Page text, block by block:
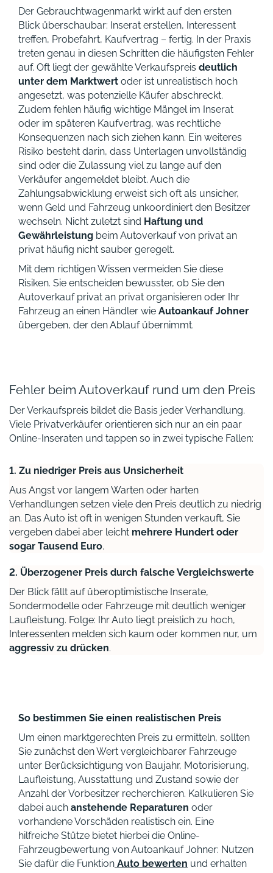
Der Gebrauchtwagenmarkt wirkt auf den ersten
Blick überschaubar: Inserat erstellen, Interessent
treffen, Probefahrt, Kaufvertrag – fertig. In der Praxis
treten genau in diesen Schritten die häufigsten Fehler
auf. Oft liegt der gewählte Verkaufspreis deutlich
unter dem Marktwert oder ist unrealistisch hoch
angesetzt, was potenzielle Käufer abschreckt.
Zudem fehlen häufig wichtige Mängel im Inserat
oder im späteren Kaufvertrag, was rechtliche
Konsequenzen nach sich ziehen kann. Ein weiteres
Risiko besteht darin, dass Unterlagen unvollständig
sind oder die Zulassung viel zu lange auf den
Verkäufer angemeldet bleibt. Auch die
Zahlungsabwicklung erweist sich oft als unsicher,
wenn Geld und Fahrzeug unkoordiniert den Besitzer
wechseln. Nicht zuletzt sind Haftung und
Gewährleistung beim Autoverkauf von privat an
privat häufig nicht sauber geregelt.
Mit dem richtigen Wissen vermeiden Sie diese
Risiken. Sie entscheiden bewusster, ob Sie den
Autoverkauf privat an privat organisieren oder Ihr
Fahrzeug an einen Händler wie Autoankauf Johner
übergeben, der den Ablauf übernimmt.
Fehler beim Autoverkauf rund um den Preis
Der Verkaufspreis bildet die Basis jeder Verhandlung.
Viele Privatverkäufer orientieren sich nur an ein paar
Online-Inseraten und tappen so in zwei typische Fallen:
1. Zu niedriger Preis aus Unsicherheit
Aus Angst vor langem Warten oder harten
Verhandlungen setzen viele den Preis deutlich zu niedrig
an. Das Auto ist oft in wenigen Stunden verkauft, Sie
vergeben dabei aber leicht mehrere Hundert oder
sogar Tausend Euro.
2. Überzogener Preis durch falsche Vergleichswerte
Der Blick fällt auf überoptimistische Inserate,
Sondermodelle oder Fahrzeuge mit deutlich weniger
Laufleistung. Folge: Ihr Auto liegt preislich zu hoch,
Interessenten melden sich kaum oder kommen nur, um
aggressiv zu drücken.
So bestimmen Sie einen realistischen Preis
Um einen marktgerechten Preis zu ermitteln, sollten
Sie zunächst den Wert vergleichbarer Fahrzeuge
unter Berücksichtigung von Baujahr, Motorisierung,
Laufleistung, Ausstattung und Zustand sowie der
Anzahl der Vorbesitzer recherchieren. Kalkulieren Sie
dabei auch anstehende Reparaturen oder
vorhandene Vorschäden realistisch ein. Eine
hilfreiche Stütze bietet hierbei die Online-
Fahrzeugbewertung von Autoankauf Johner: Nutzen
Sie dafür die Funktion Auto bewerten und erhalten